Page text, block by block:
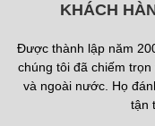
KHÁCH
Được thành lập năm
chúng tôi đã chiếm
và ngoài nước. Họ
tận